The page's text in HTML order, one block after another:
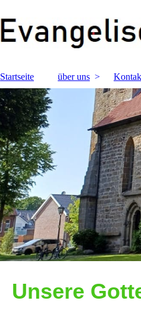
Startseite über uns
Unsere